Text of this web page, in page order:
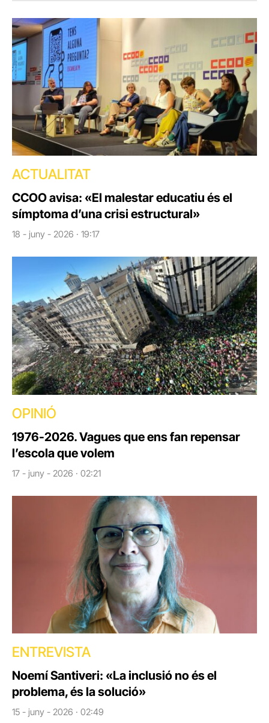
ACTUALITAT
CCOO avisa: «El malestar educatiu és el
símptoma d’una crisi estructural»
18 - juny - 2026 · 19:17
OPINIÓ
1976-2026. Vagues que ens fan repensar
l’escola que volem
17 - juny - 2026 · 02:21
ENTREVISTA
Noemí Santiveri: «La inclusió no és el
problema, és la solució»
15 - juny - 2026 · 02:49